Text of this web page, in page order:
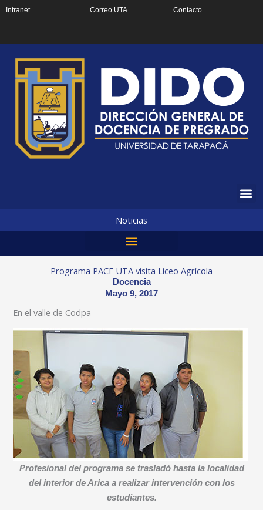
Intranet Correo UTA Contacto
Noticias
Programa PACE UTA visita Liceo Agrícola
Docencia
Mayo 9, 2017
En el valle de Codpa
Profesional del programa se trasladó hasta la localidad
del interior de Arica a realizar intervención con los
estudiantes.